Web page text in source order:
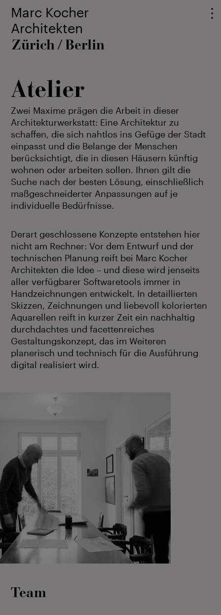
Marc Kocher
Architekten
Zürich/ Berlin
Atelier
Zwei Maxime prägen die Arbeit in dieser
Architekturwerkstatt: Eine Architektur zu
schaffen, die sich nahtlos ins Gefüge der Stadt
einpasst und die Belange der Menschen
berücksichtigt, die in diesen Häusern künftig
wohnen oder arbeiten sollen. Ihnen gilt die
Suche nach der besten Lösung, einschließlich
maßgeschneiderter Anpassungen auf je
individuelle Bedürfnisse.
Derart geschlossene Konzepte entstehen hier
nicht am Rechner: Vor dem Entwurf und der
technischen Planung reift bei Marc Kocher
Architekten die Idee – und diese wird jenseits
aller verfügbarer Softwaretools immer in
Handzeichnungen entwickelt. In detaillierten
Skizzen, Zeichnungen und liebevoll kolorierten
Aquarellen reift in kurzer Zeit ein nachhaltig
durchdachtes und facettenreiches
Gestaltungskonzept, das im Weiteren
planerisch und technisch für die Ausführung
digital realisiert wird.
Team